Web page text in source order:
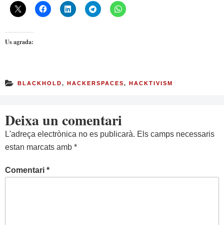
Us agrada:
BLACKHOLD, HACKERSPACES, HACKTIVISM
Deixa un comentari
L'adreça electrònica no es publicarà. Els camps necessaris
estan marcats amb *
Comentari *